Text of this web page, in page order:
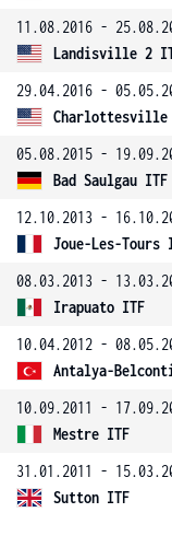
11.08.2016 -
Landisville 2
29.04.2016 -
Charlottesville
05.08.2015 -
Bad Saulgau ITF
12.10.2013 -
Joue-Les-Tours
08.03.2013 -
Irapuato ITF
10.04.2012 -
Antalya-
10.09.2011 -
Mestre ITF
31.01.2011 -
Sutton ITF